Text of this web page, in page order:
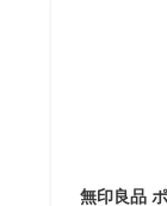
無印良品